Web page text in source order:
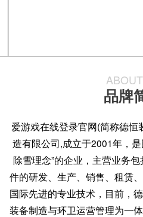
品牌
爱游戏在线登录官网(简称德
造有限公司,成立于2001年，
除雪理念”的企业，主营业务
件的研发、生产、销售、租赁
国际先进的专业技术，目前，
装备制造与环卫运营管理为一